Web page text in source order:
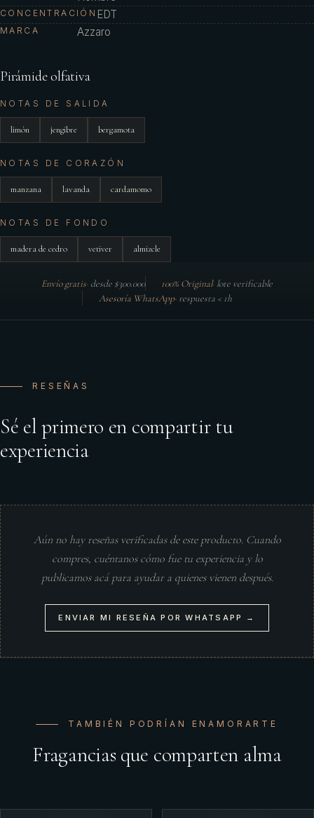
CONCENTRACIÓN EDT
MARCA Azzaro
Pirámide olfativa
NOTAS DE SALIDA
limón jengibre bergamota
NOTAS DE CORAZÓN
manzana lavanda cardamomo
NOTAS DE FONDO
madera de cedro vetiver almizcle
Envío gratis· desde $300.000 100% Original· lote verificable
Asesoría WhatsApp· respuesta < 1h
RESEÑAS
Sé el primero en compartir tu
experiencia
Aún no hay reseñas verificadas de este producto. Cuando
compres, cuéntanos cómo fue tu experiencia y lo
publicamos acá para ayudar a quienes vienen después.
ENVIAR MI RESEÑA POR WHATSAPP →
TAMBIÉN PODRÍAN ENAMORARTE
Fragancias que comparten alma